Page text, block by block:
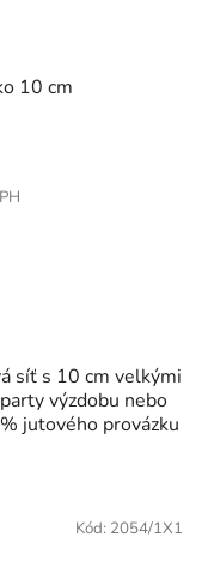
10 cm
síť s 10 cm velkými
výzdobu nebo
jutového provázku
Kód: 2054/1X1